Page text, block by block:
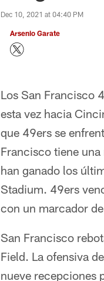
Dec 10, 2021 at 04:40 PM
Arsenio Garate
Los San Francisco
esta vez hacia
que 49ers se
Francisco tiene
han ganado los
Stadium. 49ers
con un marcador
San Francisco
Field. La ofensiva
nueve recepciones